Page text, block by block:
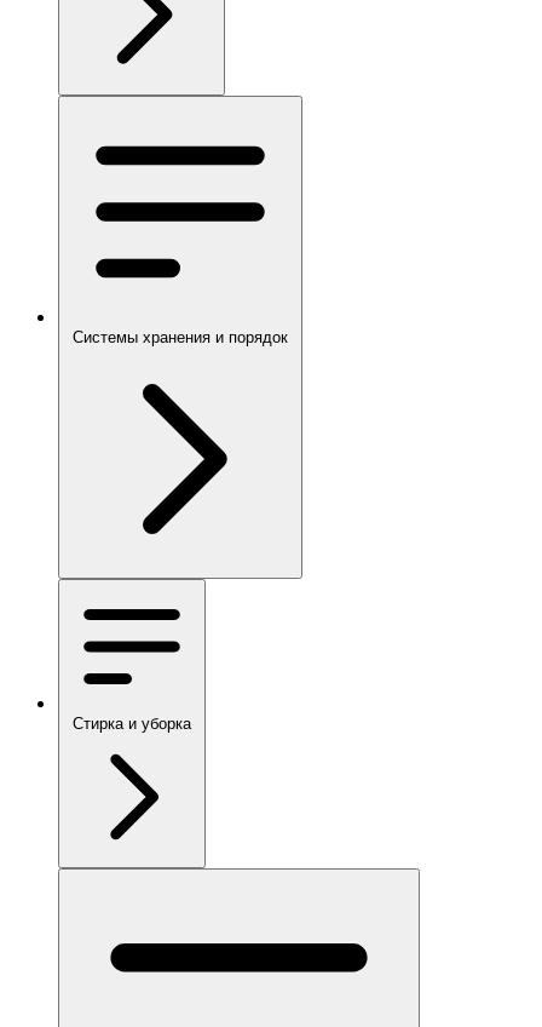
Системы хранения и порядок
Стирка и уборка